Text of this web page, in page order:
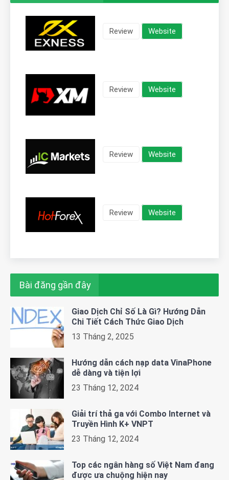
Review Website
Review Website
Review Website
Review Website
Bài đăng gần đây
Giao Dịch Chỉ Số Là Gì? Hướng Dẫn
Chi Tiết Cách Thức Giao Dịch
13 Tháng 2, 2025
Hướng dẫn cách nạp data VinaPhone
dễ dàng và tiện lợi
23 Tháng 12, 2024
Giải trí thả ga với Combo Internet và
Truyền Hình K+ VNPT
23 Tháng 12, 2024
Top các ngân hàng số Việt Nam đang
được ưa chuộng hiện nay